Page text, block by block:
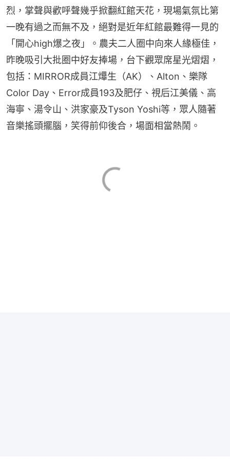
烈，掌聲與歡呼聲幾乎掀翻紅館天花，現場氣氛比第
一晚有過之而無不及，絕對是近年紅館最難得一見的
「開心high爆之夜」。農夫二人圈中向來人緣極佳，
昨晚吸引大批圈中好友捧場，台下觀眾席星光熠熠，
包括：MIRROR成員江𤒹生（AK）、Alton、樂隊
Color Day、Error成員193及肥仔、視后江美儀、高
海寧、湯令山、洪家豪及Tyson Yoshi等，眾人隨著
音樂搖頭擺腦，笑得前仰後合，場面相當熱鬧。